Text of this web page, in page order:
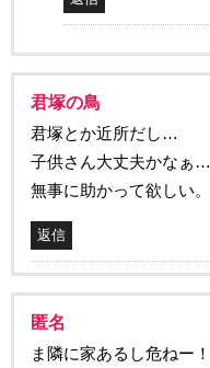
君塚の鳥
君塚とか近所だし…
子供さん大丈夫かなぁ…
無事に助かって欲しい。
返信
匿名
ま隣に家あるし危ねー！